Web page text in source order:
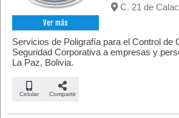
Ver más
C. 21 de
Servicios de Poligrafía para el Control de
Seguridad Corporativa a empresas y
La Paz, Bolivia.
Celular Compartir